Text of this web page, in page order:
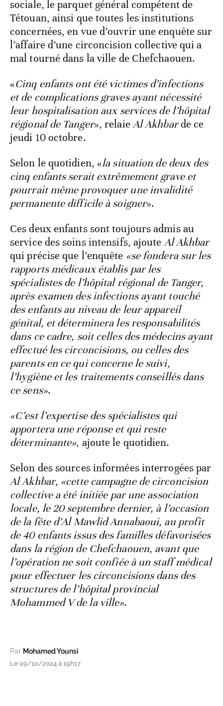
sociale, le parquet général compétent de
Tétouan, ainsi que toutes les institutions
concernées, en vue d’ouvrir une enquête sur
l’affaire d’une circoncision collective qui a
mal tourné dans la ville de Chefchaouen.
«Cinq enfants ont été victimes d’infections
et de complications graves ayant nécessité
leur hospitalisation aux services de l’hôpital
régional de Tanger», relaieAl Akhbarde ce
jeudi 10 octobre.
Selon le quotidien, «la situation de deux des
cinq enfants serait extrêmement grave et
pourrait même provoquer une invalidité
permanente difficile à soigner».
Ces deux enfants sont toujours admis au
service des soins intensifs, ajouteAl Akhbar
qui précise que l’enquête «se fondera sur les
rapports médicaux établis par les
spécialistes de l’hôpital régional de Tanger,
après examen des infections ayant touché
des enfants au niveau de leur appareil
génital, et déterminera les responsabilités
dans ce cadre, soit celles des médecins ayant
effectué les circoncisions, ou celles des
parents en ce qui concerne le suivi,
l’hygiène et les traitements conseillés dans
ce sens».
«C’est l’expertise des spécialistes qui
apportera une réponse et qui reste
déterminante», ajoute le quotidien.
Selon des sources informées interrogées par
Al Akhbar, «cette campagne de circoncision
collective a été initiée par une association
locale, le 20 septembre dernier, à l’occasion
de la fête d’Al Mawlid Annabaoui, au profit
de 40 enfants issus des familles défavorisées
dans la région de Chefchaouen, avant que
l’opération ne soit confiée à un staff médical
pour effectuer les circoncisions dans des
structures de l’hôpital provincial
Mohammed V de la ville».
Par Mohamed Younsi
Le 09/10/2024 à 19h17